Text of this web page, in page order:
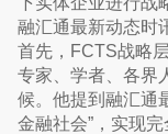
融汇通最新动态时
首先，FCTS战略
专家、学者、各界
候。他提到融汇通
金融社会”，实现